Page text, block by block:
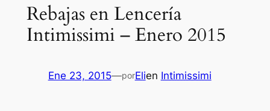
Rebajas en Lencería
Intimissimi – Enero 2015
Ene 23, 2015—porElien Intimissimi